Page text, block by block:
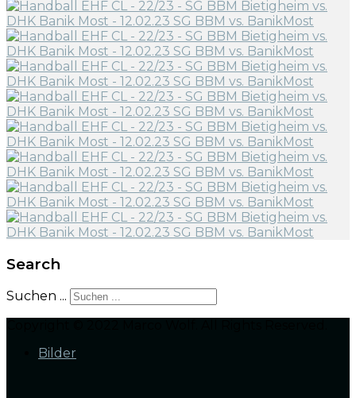
Search
Suchen ...
Bilder